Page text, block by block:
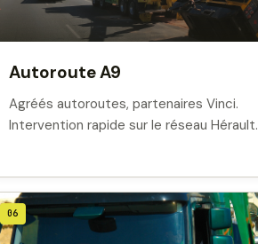
Autoroute A9
Agréés autoroutes, partenaires Vinci.
Intervention rapide sur le réseau Hérault.
06